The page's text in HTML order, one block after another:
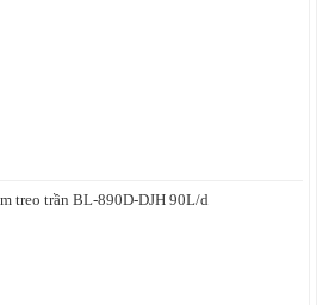
treo trần BL-890D-DJH 90L/d